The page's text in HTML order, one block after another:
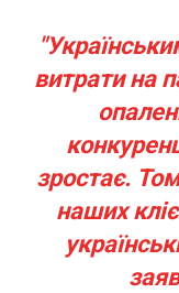
витрати на
зростає.
наших